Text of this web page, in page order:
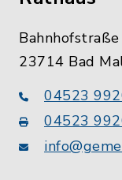
23714 Bad
04523
04523